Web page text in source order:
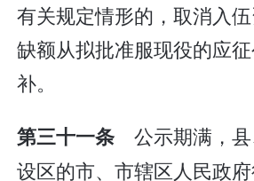
有关规定情形的，取消入
缺额从拟批准服现役的应
补。
第三十一条 公示期满，
设区的市、市辖区人民政